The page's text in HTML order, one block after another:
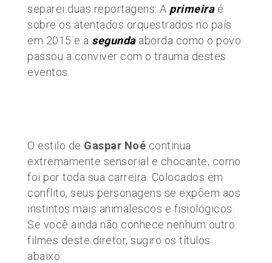
separei duas reportagens: A primeira é
sobre os atentados orquestrados no país
em 2015 e a segunda aborda como o povo
passou a conviver com o trauma destes
eventos.
O estilo de Gaspar Noé continua
extremamente sensorial e chocante, como
foi por toda sua carreira. Colocados em
conflito, seus personagens se expõem aos
instintos mais animalescos e fisiológicos.
Se você ainda não conhece nenhum outro
filmes deste diretor, sugiro os títulos
abaixo: